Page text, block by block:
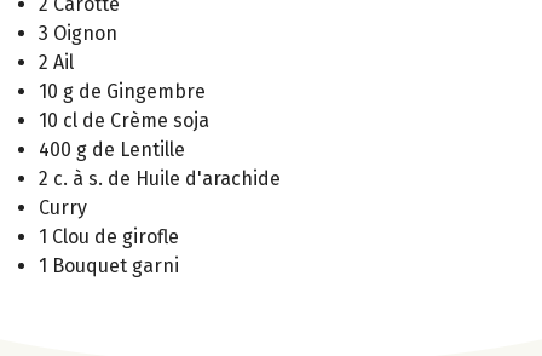
3 Oignon
2 Ail
10 g de Gingembre
10 cl de Crème soja
400 g de Lentille
2 c. à s. de Huile d'arachide
Curry
1 Clou de girofle
1 Bouquet garni